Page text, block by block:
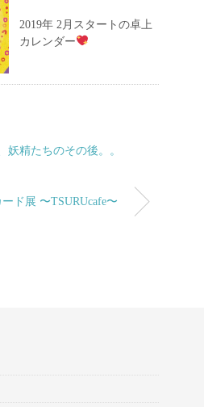
2019年 2月スタートの卓上
カレンダー
妖精たちのその後。。
ド展 〜TSURUcafe〜